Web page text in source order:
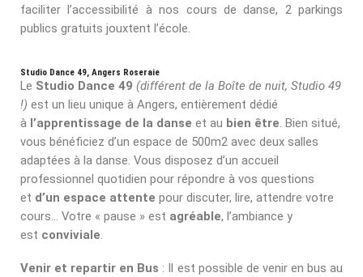
faciliter l’accessibilité à nos cours de danse, 2 parkings
publics gratuits jouxtent l’école.
Studio Dance 49, Angers Roseraie
Le Studio Dance 49 (différent de la Boîte de nuit, Studio 49
!) est un lieu unique à Angers, entièrement dédié
à l’apprentissage de la danse et au bien être. Bien situé,
vous bénéficiez d’un espace de 500m2 avec deux salles
adaptées à la danse. Vous disposez d’un accueil
professionnel quotidien pour répondre à vos questions
et d’un espace attente pour discuter, lire, attendre votre
cours… Votre « pause » est agréable, l’ambiance y
est conviviale.
Venir et repartir en Bus : Il est possible de venir en bus au